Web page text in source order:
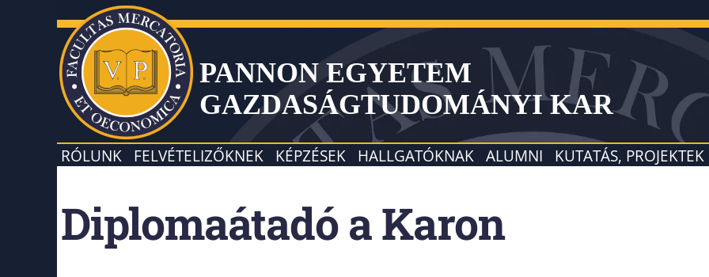
PANNON EGYETEM
GAZDASÁGTUDOMÁNYI KAR
RÓLUNK FELVÉTELIZŐKNEK KÉPZÉSEK HALLGATÓKNAK ALUMNI KUTATÁS, PROJEKTEK
Diplomaátadó a Karon